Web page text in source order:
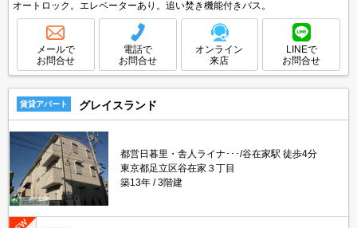
オートロック。エレベーターあり。追い焚き機能付きバス。
メールで
お問合せ
電話で
お問合せ
オンライン
来店
LINEで
お問合せ
賃貸アパート グレイスランド
都営日暮里・舎人ライナ･･･/谷在家駅 徒歩4分
東京都足立区谷在家３丁目
築13年
3階建